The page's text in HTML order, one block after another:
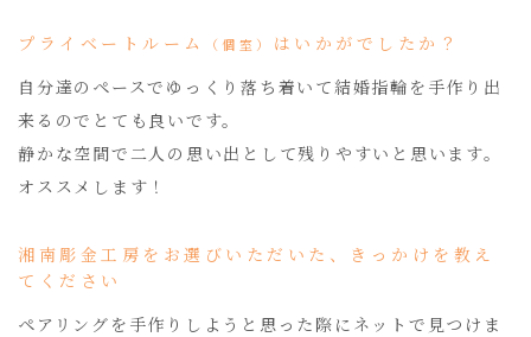
プライベートルーム （個室） はいかがでしたか？
自分達のペースでゆっくり落ち着いて結婚指輪を手作り出
来るのでとても良いです。
静かな空間で二人の思い出として残りやすいと思います。
オススメします！
湘南彫金工房をお選びいただいた、きっかけを教え
てください
ペアリングを手作りしようと思った際にネットで見つけま